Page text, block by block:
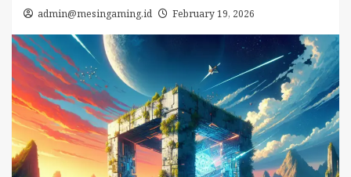
admin@mesingaming.id February 19, 2026